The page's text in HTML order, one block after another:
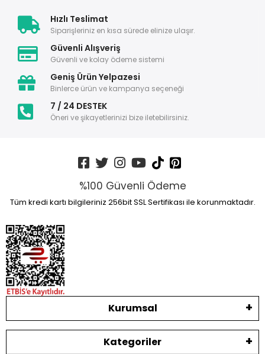
Hızlı Teslimat
Siparişleriniz en kısa sürede elinize ulaşır.
Güvenli Alışveriş
Güvenli ve kolay ödeme sistemi
Geniş Ürün Yelpazesi
Binlerce ürün ve kampanya seçeneği
7 / 24 DESTEK
Öneri ve şikayetlerinizi bize iletebilirsiniz.
%100 Güvenli Ödeme
Tüm kredi kartı bilgileriniz 256bit SSL Sertifikası ile korunmaktadır.
Kurumsal
Kategoriler